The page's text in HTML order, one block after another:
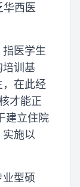
华西医
医学生
培训基
，在此经
才能正
建立住院
实施以
型硕